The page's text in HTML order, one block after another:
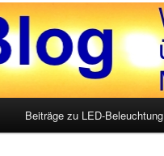
Beiträge zu LED-Beleuchtung